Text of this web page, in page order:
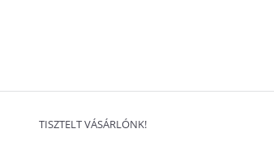
TISZTELT VÁSÁRLÓNK!